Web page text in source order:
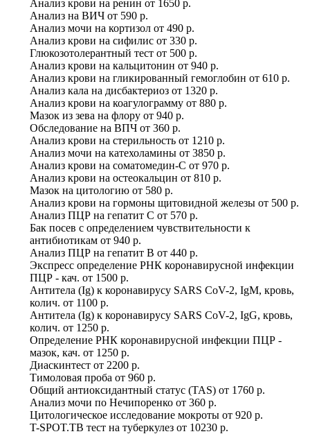
Анализ крови на ренин от 1650 р.
Анализ на ВИЧ от 590 р.
Анализ мочи на кортизол от 490 р.
Анализ крови на сифилис от 330 р.
Глюкозотолерантный тест от 500 р.
Анализ крови на кальцитонин от 940 р.
Анализ крови на гликированный гемоглобин от 610 р.
Анализ кала на дисбактериоз от 1320 р.
Анализ крови на коагулограмму от 880 р.
Мазок из зева на флору от 940 р.
Обследование на ВПЧ от 360 р.
Анализ крови на стерильность от 1210 р.
Анализ мочи на катехоламины от 3850 р.
Анализ крови на соматомедин-С от 970 р.
Анализ крови на остеокальцин от 810 р.
Мазок на цитологию от 580 р.
Анализ крови на гормоны щитовидной железы от 500 р.
Анализ ПЦР на гепатит С от 570 р.
Бак посев с определением чувствительности к
антибиотикам от 940 р.
Анализ ПЦР на гепатит B от 440 р.
Экспресс определение РНК коронавирусной инфекции
ПЦР - кач. от 1500 р.
Антитела (Ig) к коронавирусу SARS CoV-2, IgM, кровь,
колич. от 1100 р.
Антитела (Ig) к коронавирусу SARS CoV-2, IgG, кровь,
колич. от 1250 р.
Определение РНК коронавирусной инфекции ПЦР -
мазок, кач. от 1250 р.
Диаскинтест от 2200 р.
Тимоловая проба от 960 р.
Общий антиоксидантный статус (TAS) от 1760 р.
Анализ мочи по Нечипоренко от 360 р.
Цитологическое исследование мокроты от 920 р.
T-SPOT.TB тест на туберкулез от 10230 р.